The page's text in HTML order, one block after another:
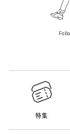
特集